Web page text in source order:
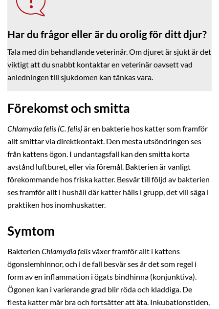
Har du frågor eller är du orolig för ditt djur?
Tala med din behandlande veterinär. Om djuret är sjukt är det
viktigt att du snabbt kontaktar en veterinär oavsett vad
anledningen till sjukdomen kan tänkas vara.
Förekomst och smitta
Chlamydia felis (C. felis)är en bakterie hos katter som framför
allt smittar via direktkontakt. Den mesta utsöndringen ses
från kattens ögon. I undantagsfall kan den smitta korta
avstånd luftburet, eller via föremål. Bakterien är vanligt
förekommande hos friska katter. Besvär till följd av bakterien
ses framför allt i hushåll där katter hålls i grupp, det vill säga i
praktiken hos inomhuskatter.
Symtom
Bakterien Chlamydia felisväxer framför allt i kattens
ögonslemhinnor, och i de fall besvär ses är det som regel i
form av en inflammation i ögats bindhinna (konjunktiva).
Ögonen kan i varierande grad blir röda och kladdiga. De
flesta katter mår bra och fortsätter att äta. Inkubationstiden,